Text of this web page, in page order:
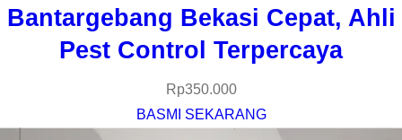
Bantargebang Bekasi Cepat, Ahli
Pest Control Terpercaya
Rp350.000
BASMI SEKARANG